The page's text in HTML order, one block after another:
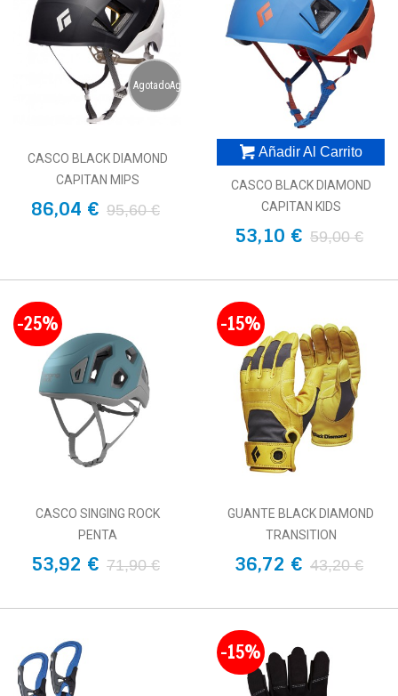
AgotadoAgotado
CASCO BLACK DIAMOND
CAPITAN MIPS
86,04 € 95,60 €
Añadir Al Carrito
CASCO BLACK DIAMOND
CAPITAN KIDS
53,10 € 59,00 €
-25%
CASCO SINGING ROCK
PENTA
53,92 € 71,90 €
-15%
GUANTE BLACK DIAMOND
TRANSITION
36,72 € 43,20 €
-15%